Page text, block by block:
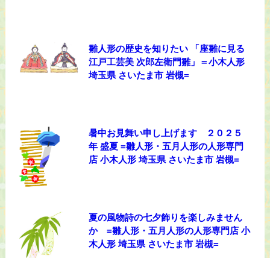
雛人形の歴史を知りたい 「座雛に見る
江戸工芸美 次郎左衛門雛」＝小木人形
埼玉県 さいたま市 岩槻=
暑中お見舞い申し上げます ２０２５
年 盛夏 =雛人形・五月人形の人形専門
店 小木人形 埼玉県 さいたま市 岩槻=
夏の風物詩の七夕飾りを楽しみません
か =雛人形・五月人形の人形専門店 小
木人形 埼玉県 さいたま市 岩槻=